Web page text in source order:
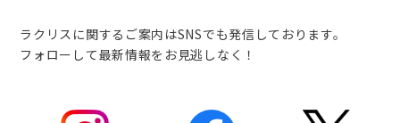
ラクリスに関するご案内はSNSでも発信しております。
フォローして最新情報をお見逃しなく！